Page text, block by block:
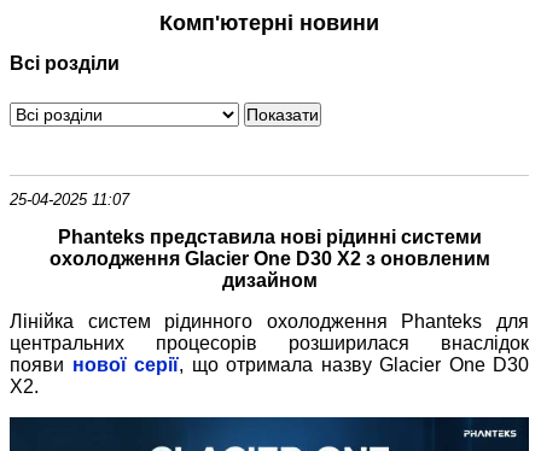
Периферія
Програмне забезпечення
Комп'ютерні новини
Всі розділи
25-04-2025 11:07
Phanteks представила нові рідинні системи
охолодження Glacier One D30 X2 з оновленим
дизайном
Лінійка систем рідинного охолодження Phanteks для
центральних процесорів розширилася внаслідок
появи нової серії, що отримала назву Glacier One D30
X2.